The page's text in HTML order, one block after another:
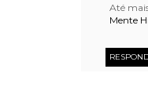
Até
Mente